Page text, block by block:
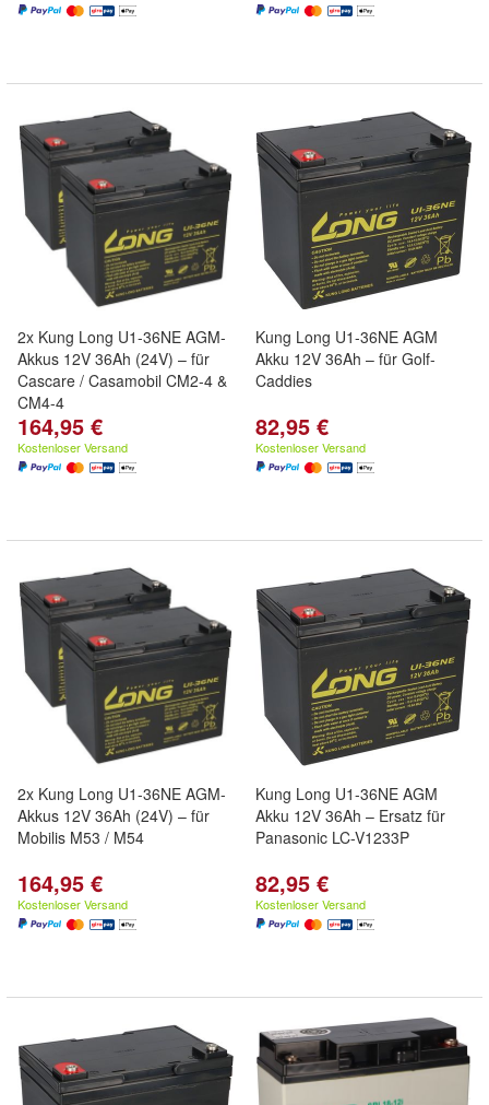
2x Kung Long U1-36NE AGM-
Akkus 12V 36Ah (24V) – für
Cascare / Casamobil CM2-4 &
CM4-4
164,95 €
Kostenloser Versand
Kung Long U1-36NE AGM
Akku 12V 36Ah – für Golf-
Caddies
82,95 €
Kostenloser Versand
2x Kung Long U1-36NE AGM-
Akkus 12V 36Ah (24V) – für
Mobilis M53 / M54
164,95 €
Kostenloser Versand
Kung Long U1-36NE AGM
Akku 12V 36Ah – Ersatz für
Panasonic LC-V1233P
82,95 €
Kostenloser Versand